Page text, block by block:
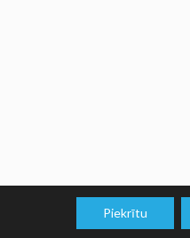
Piekrītu